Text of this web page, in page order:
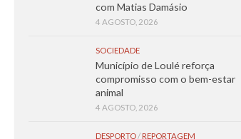
com Matias Damásio
4 AGOSTO, 2026
SOCIEDADE
Município de Loulé reforça
compromisso com o bem-estar
animal
4 AGOSTO, 2026
DESPORTO/ REPORTAGEM